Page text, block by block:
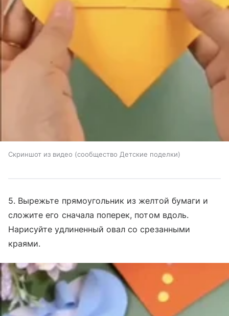
Скриншот из видео (сообщество Детские поделки)
5. Вырежьте прямоугольник из желтой бумаги и
сложите его сначала поперек, потом вдоль.
Нарисуйте удлиненный овал со срезанными
краями.